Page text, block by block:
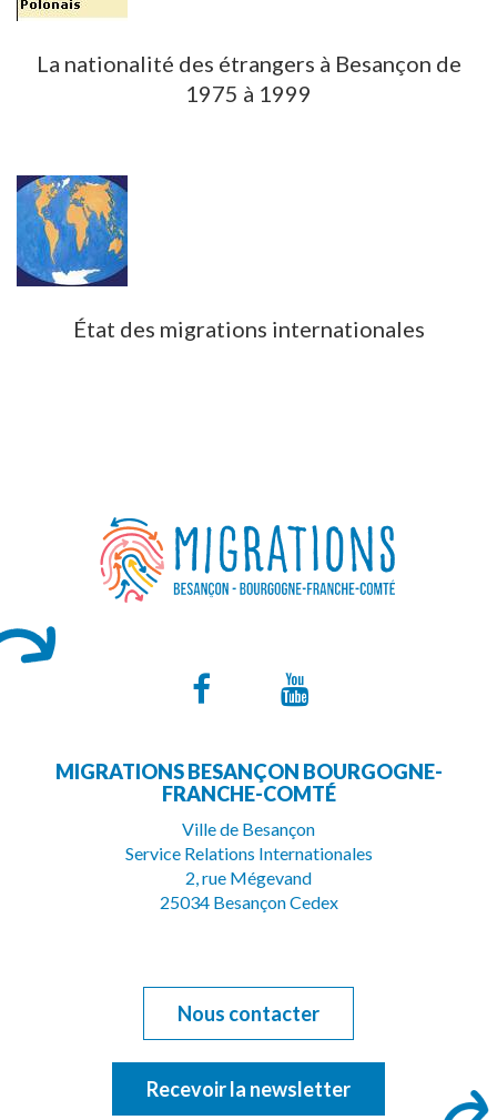
La nationalité des étrangers à Besançon de
1975 à 1999
État des migrations internationales
Lien
le
compte
Facebook
la
Youtube
MIGRATIONS BESANÇON BOURGOGNE-
FRANCHE-COMTÉ
Ville de Besançon
Service Relations Internationales
2, rue Mégevand
25034 Besançon Cedex
Nous contacter
Recevoir la newsletter